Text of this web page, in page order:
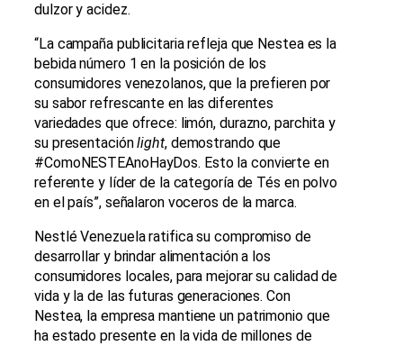
dulzor y acidez.
“La campaña publicitaria refleja que Nestea es la
bebida número 1 en la posición de los
consumidores venezolanos, que la prefieren por
su sabor refrescante en las diferentes
variedades que ofrece: limón, durazno, parchita y
su presentaciónlight, demostrando que
#ComoNESTEAnoHayDos. Esto la convierte en
referente y líder de la categoría de Tés en polvo
en el país”, señalaron voceros de la marca.
Nestlé Venezuela ratifica su compromiso de
desarrollar y brindar alimentación a los
consumidores locales, para mejorar su calidad de
vida y la de las futuras generaciones. Con
Nestea, la empresa mantiene un patrimonio que
ha estado presente en la vida de millones de